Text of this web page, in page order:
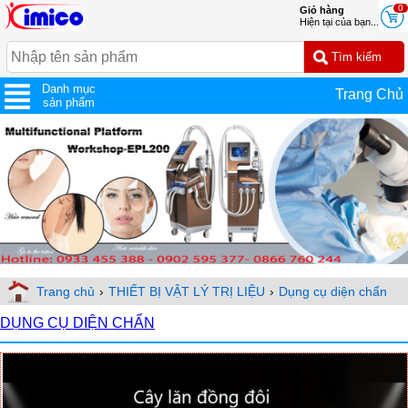
0
Giỏ hàng
Hiện tại của bạn...
Danh mục
sản phẩm
Trang Chủ
Trang chủ › THIẾT BỊ VẬT LÝ TRỊ LIỆU › Dụng cụ diện chẩn
DỤNG CỤ DIỆN CHẨN